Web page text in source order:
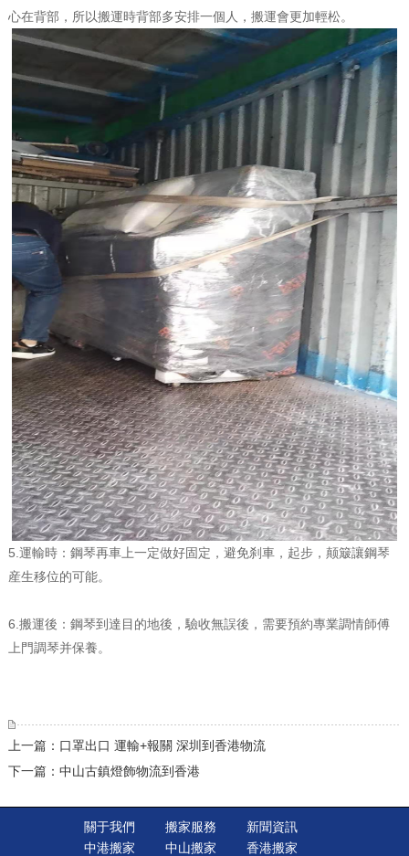
心在背部，所以搬運時背部多安排一個人，搬運會更加輕松。
5.運輸時：鋼琴再車上一定做好固定，避免刹車，起步，颠簸讓鋼琴
産生移位的可能。
6.搬運後：鋼琴到達目的地後，驗收無誤後，需要預約專業調情師傅
上門調琴并保養。
上一篇：口罩出口 運輸+報關 深圳到香港物流
下一篇：中山古鎮燈飾物流到香港
關于我們 搬家服務
新聞資訊
中港搬家
中山搬家 香港搬家